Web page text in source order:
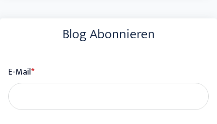
Blog Abonnieren
E-Mail*